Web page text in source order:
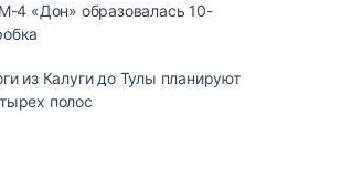
4 «Дон» образовалась 10-
из Калуги до Тулы планируют
полос